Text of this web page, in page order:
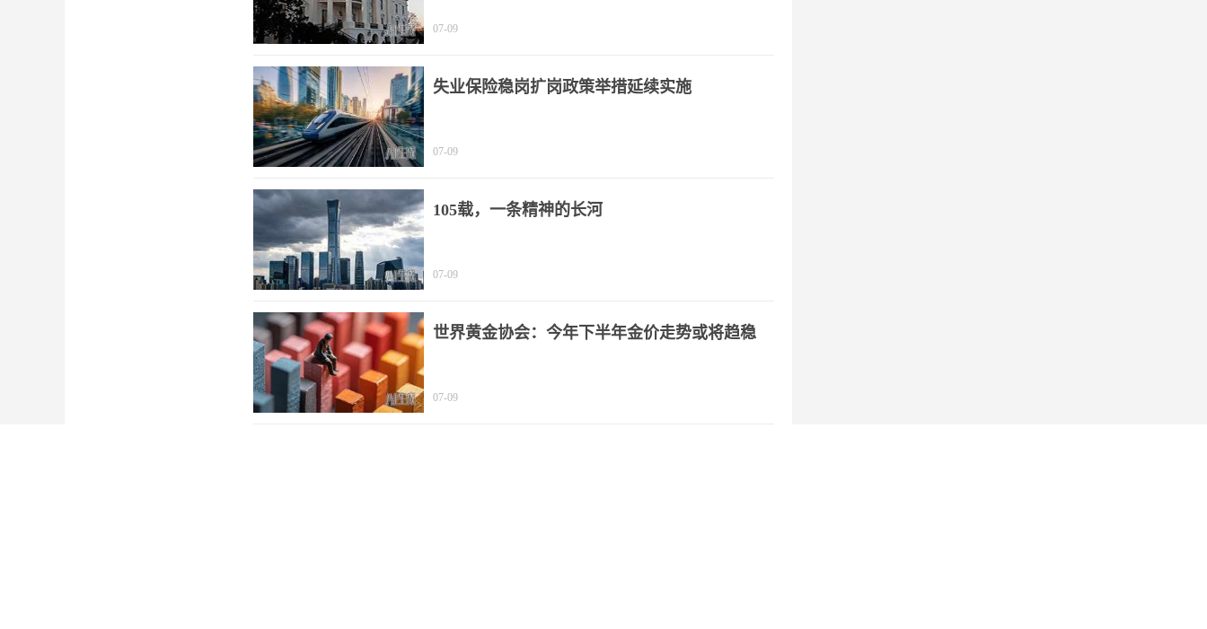
07-09
失业保险稳岗扩岗政策举措延续实施
07-09
105载，一条精神的长河
07-09
世界黄金协会：今年下半年金价走势或将趋稳
07-09